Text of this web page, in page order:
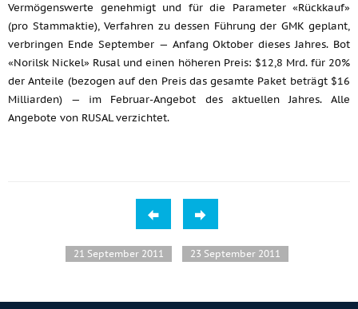
Vermögenswerte genehmigt und für die Parameter «Rückkauf»
(pro Stammaktie), Verfahren zu dessen Führung der GMK geplant,
verbringen Ende September — Anfang Oktober dieses Jahres. Bot
«Norilsk Nickel» Rusal und einen höheren Preis: $12,8 Mrd. für 20%
der Anteile (bezogen auf den Preis das gesamte Paket beträgt $16
Milliarden) — im Februar-Angebot des aktuellen Jahres. Alle
Angebote von RUSAL verzichtet.
21 September 2011 23 September 2011